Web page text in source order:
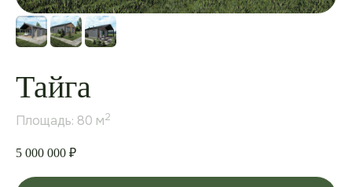
Тайга
Площадь: 80 м2
5 000 000 ₽